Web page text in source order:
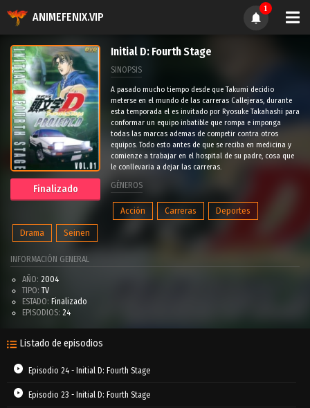
ANIMEFENIX.VIP
1
Finalizado
Initial D: Fourth Stage
SINOPSIS
A pasado mucho tiempo desde que Takumi decidio
meterse en el mundo de las carreras Callejeras, durante
esta temporada el es invitado por Ryosuke Takahashi para
conformar un equipo inbatible que rompa e imponga
todas las marcas ademas de competir contra otros
equipos. Todo esto antes de que se reciba en medicina y
comienze a trabajar en el hospital de su padre, cosa que
le conllevaria a dejar las carreras.
GÉNEROS
Acción Carreras Deportes
Drama Seinen
INFORMACIÓN GENERAL
AÑO: 2004
TIPO: TV
ESTADO: Finalizado
EPISODIOS: 24
Listado de episodios
Episodio 24 - Initial D: Fourth Stage
Episodio 23 - Initial D: Fourth Stage